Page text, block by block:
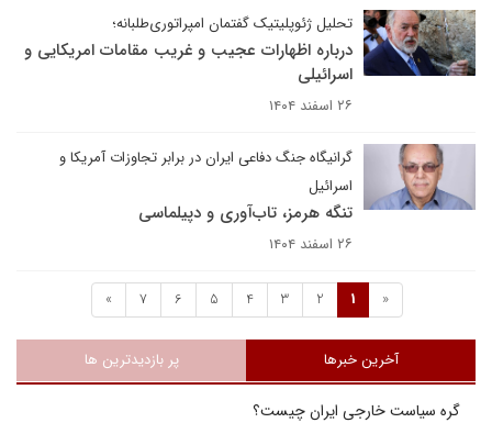
تحلیل ژئوپلیتیک گفتمان امپراتوری‌طلبانه؛
درباره اظهارات عجیب و غریب مقامات امریکایی و
اسرائیلی
۲۶ اسفند ۱۴۰۴
گرانیگاه جنگ دفاعی ایران در برابر تجاوزات آمریکا و
اسرائیل
تنگه هرمز، تاب‌آوری و دپیلماسی
۲۶ اسفند ۱۴۰۴
«
1
2
3
4
5
6
7
»
آخرین خبرها پر بازدیدترین ها
گره سیاست خارجی ایران چیست؟